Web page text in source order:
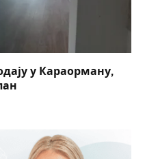
у Караорману,